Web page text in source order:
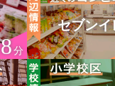
8分
セブンイ